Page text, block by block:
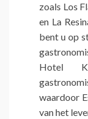
zoals Los
en La
bent u op
Hotel
waardoor
van het